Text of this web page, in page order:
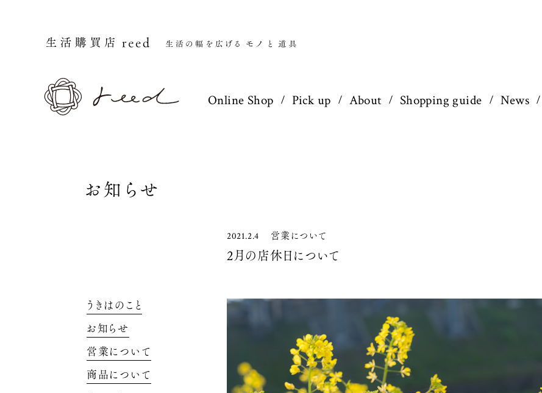
Online Shop Pick up About Shopping guide News
お知らせ
2021.2.4 営業について
2月の店休日について
うきはのこと
お知らせ
営業について
商品について